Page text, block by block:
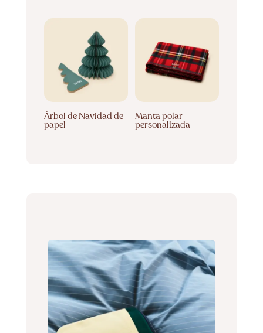
Árbol de Navidad de
papel
Manta polar
personalizada